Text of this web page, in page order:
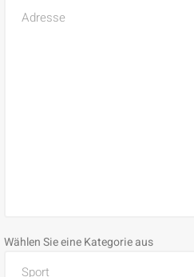
Wählen Sie eine Kategorie aus